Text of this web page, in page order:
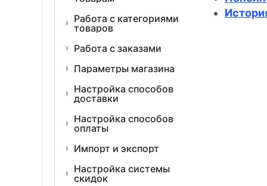
Работа с категориями
товаров
Работа с заказами
Параметры магазина
Настройка способов
доставки
Настройка способов
оплаты
Импорт и экспорт
Настройка системы
скидок